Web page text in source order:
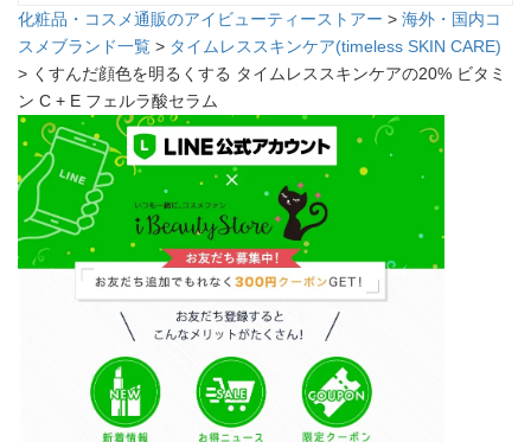
化粧品・コスメ通販のアイビューティーストアー > 海外・国内コ
スメブランド一覧 > タイムレススキンケア(timeless SKIN CARE)
> くすんだ顔色を明るくする タイムレススキンケアの20% ビタミ
ン C + E フェルラ酸セラム